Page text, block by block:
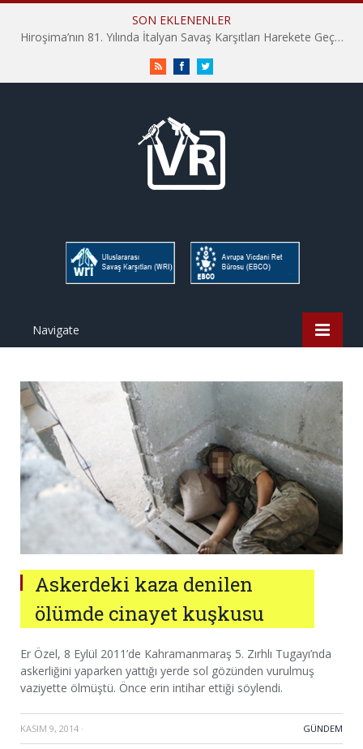
SON EKLENENLER
Hiroşima’nın 81. Yılında İtalyan Savaş Karşıtları Harekete Geçti: “Hatırlamak yeterli değil”
RSS FacebookTwitter
Navigate
Askerdeki kaza denilen
ölümde cinayet kuşkusu
Er Özel, 8 Eylül 2011’de Kahramanmaraş 5. Zırhlı Tugayı’nda
askerliğini yaparken yattığı yerde sol gözünden vurulmuş
vaziyette ölmüştü. Önce erin intihar ettiği söylendi.
KASIM 9, 2014 · GÜNDEM